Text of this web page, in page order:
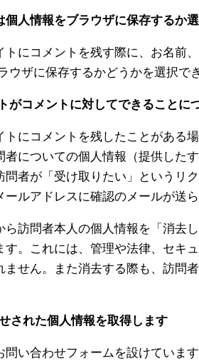
個人情報をブラウザに保存するか
トにコメントを残す際に、お名前
ウザに保存するかどうかを選択で
がコメントに対してできることに
トにコメントを残したことがある
者についての個人情報（提供した
問者が「受け取りたい」というリ
ールアドレスに確認のメールが送ら
ら訪問者本人の個人情報を「消去
す。これには、管理や法律、セキ
ません。また消去する際も、訪問
された個人情報を取得します
問い合わせフォームを設けています